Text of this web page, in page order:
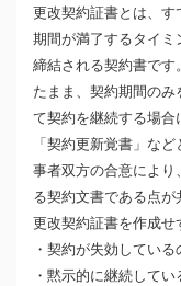
更改契約証書とは、す
期間が満了するタイミ
締結される契約書です
たまま、契約期間の
て契約を継続する場合
「契約更新覚書」な
事者双方の合意によ
る契約文書である点が
更改契約証書を作成せ
・契約が失効している
・黙示的に継続してい